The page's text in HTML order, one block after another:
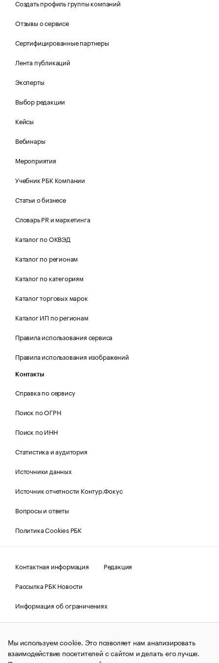
Создать профиль группы компаний
Отзывы о сервисе
Сертифицированные партнеры
Лента публикаций
Эксперты
Выбор редакции
Кейсы
Вебинары
Мероприятия
Учебник РБК Компании
Статьи о бизнесе
Словарь PR и маркетинга
Каталог по ОКВЭД
Каталог по регионам
Каталог по категориям
Каталог торговых марок
Каталог ИП по регионам
Правила использования сервиса
Правила использования изображений
Контакты
Справка по сервису
Поиск по ОГРН
Поиск по ИНН
Статистика и аудитория
Источники данных
Источник отчетности Контур.Фокус
Вопросы и ответы
Политика Cookies РБК
Контактная информация
Редакция
Рассылка РБК Новости
Информация об ограничениях
Правовая информация
О соблюдении авторских прав
© АО «РОСБИЗНЕСКОНСАЛТИНГ»,1995–2026.Сообщения
и материалы информационного агентства «РБК»
(зарегистрировано Федеральной службой по надзору в сфере
Мы используем cookie. Это позволяет нам анализировать
взаимодействие посетителей с сайтом и делать его лучше.